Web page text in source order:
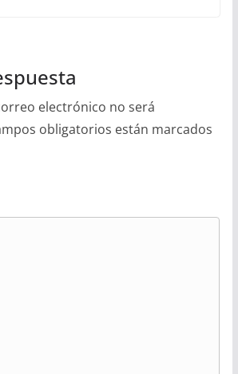
electrónico no será
obligatorios están marcados